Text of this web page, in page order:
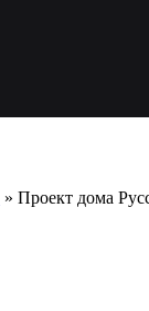
» Проект дома